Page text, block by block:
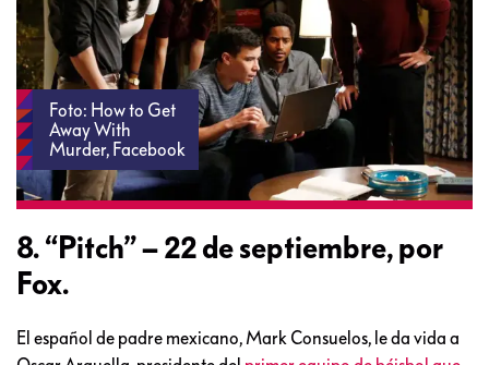
Foto: How to Get
Away With
Murder, Facebook
8. “Pitch” – 22 de septiembre, por
Fox.
El español de padre mexicano, Mark Consuelos, le da vida a